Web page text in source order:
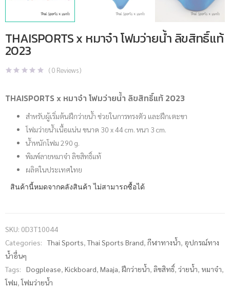
THAISPORTS x หมาจ๋า โฟมว่ายน้ำ ลิขสิทธิ์แท้
2023
(0 Reviews )
THAISPORTS x หมาจ๋า โฟมว่ายน้ำ ลิขสิทธิ์แท้ 2023
สำหรับผู้เริ่มต้นฝึกว่ายน้ำ ช่วยในการทรงตัว และฝึกเตะขา
โฟมว่ายน้ำเนื้อแน่น ขนาด 30 x 44 cm. หนา 3 cm.
น้ำหนักโฟม 290 g.
พิมพ์ลายหมาจ๋า ลิขสิทธิ์แท้
ผลิตในประเทศไทย
สินค้านี้หมดจากคลังสินค้า ไม่สามารถซื้อได้
SKU: 0D3T10044
Categories:
Thai Sports,Thai Sports Brand, กีฬาทางน้ำ, อุปกรณ์ทาง
น้ำอื่นๆ
Tags:
Dogplease, Kickboard, Maaja, ฝึกว่ายน้ำ, ลิขสิทธิ์, ว่ายน้ำ, หมาจ๋า,
โฟม,โฟมว่ายน้ำ